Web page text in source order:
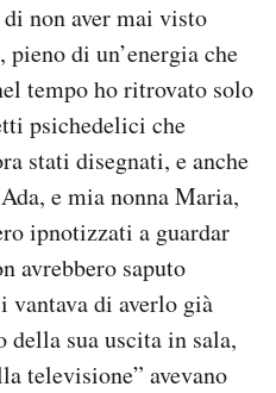
non aver mai visto
di un’energia che
tempo ho ritrovato solo
psichedelici che
stati disegnati, e anche
e mia nonna Maria,
ipnotizzati a guardar
avrebbero saputo
vantava di averlo già
della sua uscita in sala,
televisione” avevano